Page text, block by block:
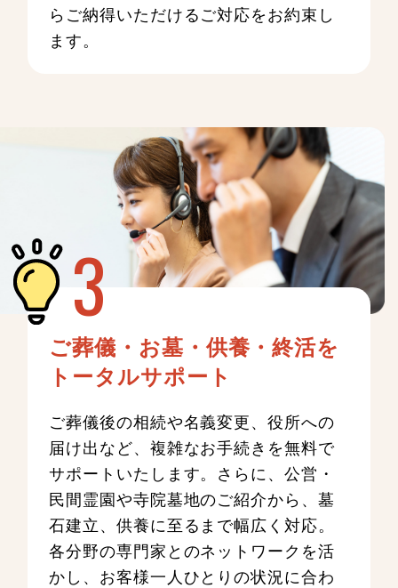
らご納得いただけるご対応をお約束し
ます。
ご葬儀・お墓・供養・終活を
トータルサポート
ご葬儀後の相続や名義変更、役所への
届け出など、複雑なお手続きを無料で
サポートいたします。さらに、公営・
民間霊園や寺院墓地のご紹介から、墓
石建立、供養に至るまで幅広く対応。
各分野の専門家とのネットワークを活
かし、お客様一人ひとりの状況に合わ